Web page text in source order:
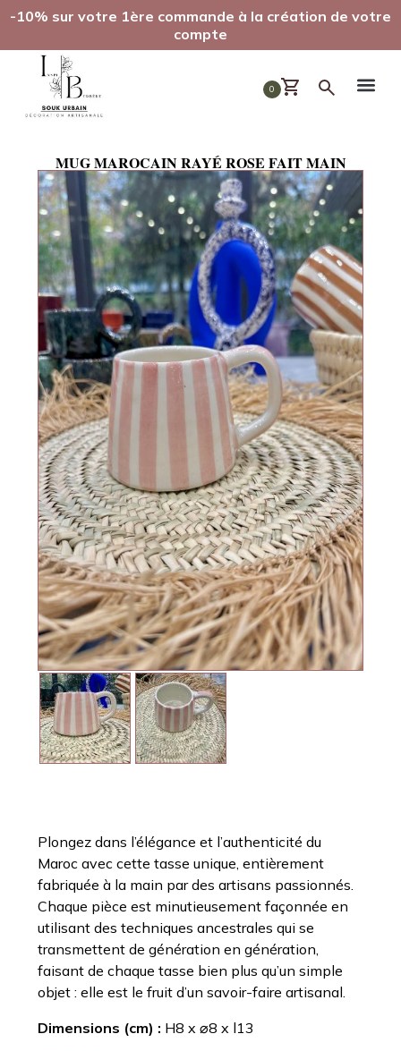
-10% sur votre 1ère commande à la création de votre
compte
0
MUG MAROCAIN RAYÉ ROSE FAIT MAIN
Plongez dans l’élégance et l’authenticité du
Maroc avec cette tasse unique, entièrement
fabriquée à la main par des artisans passionnés.
Chaque pièce est minutieusement façonnée en
utilisant des techniques ancestrales qui se
transmettent de génération en génération,
faisant de chaque tasse bien plus qu’un simple
objet : elle est le fruit d’un savoir-faire artisanal.
Dimensions (cm) : H8 x ⌀8 x l13